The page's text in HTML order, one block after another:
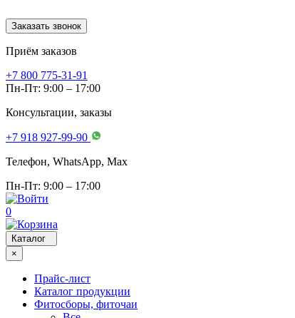
Заказать звонок
Приём заказов
+7 800 775-31-91
Пн-Пт: 9:00 – 17:00
Консультации, заказы
+7 918 927-99-90
Телефон, WhatsApp, Мах
Пн-Пт: 9:00 – 17:00
0
Каталог
×
Прайс-лист
Каталог продукции
Фитосборы, фиточаи